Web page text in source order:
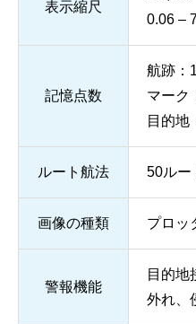
表示縮尺
0.06 –
記憶点数
航跡：
マーク
目的地
ルート航法 50ルー
画像の種類 プロッ
警報機能
目的地
外れ、